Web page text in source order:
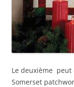
Le deuxième peut
Somerset